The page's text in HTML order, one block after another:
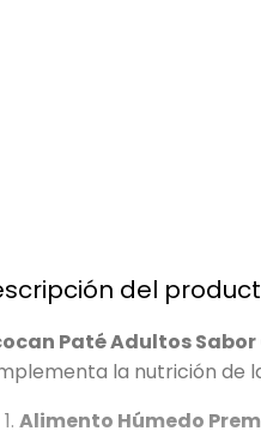
del
Paté Adultos
la nutrición de
Alimento Húmedo